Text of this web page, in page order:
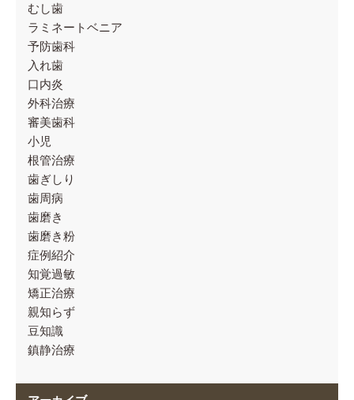
むし歯
ラミネートベニア
予防歯科
入れ歯
口内炎
外科治療
審美歯科
小児
根管治療
歯ぎしり
歯周病
歯磨き
歯磨き粉
症例紹介
知覚過敏
矯正治療
親知らず
豆知識
鎮静治療